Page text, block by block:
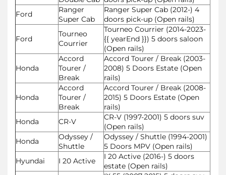
Ford
Ranger
Super Cab
Ranger Super Cab (2012-) 4
doors pick-up (Open rails)
Ford
Tourneo
Courrier
Tourneo Courrier (2014-2023-
{{ yearEnd }}) 5 doors saloon
(Open rails)
Honda
Accord
Tourer /
Break
Accord Tourer / Break (2003-
2008) 5 Doors Estate (Open
rails)
Honda
Accord
Tourer /
Break
Accord Tourer / Break (2008-
2015) 5 Doors Estate (Open
rails)
Honda
CR-V
CR-V (1997-2001) 5 doors suv
(Open rails)
Honda
Odyssey /
Shuttle
Odyssey / Shuttle (1994-2001)
5 Doors MPV (Open rails)
Hyundai
I 20 Active
I 20 Active (2016-) 5 doors
estate (Open rails)